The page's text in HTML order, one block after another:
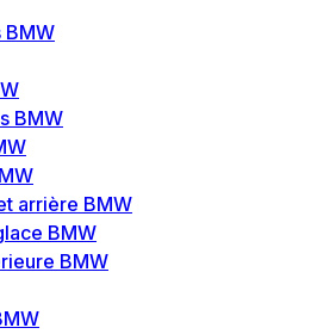
BMW
BMW
arrière BMW
BMW
BMW